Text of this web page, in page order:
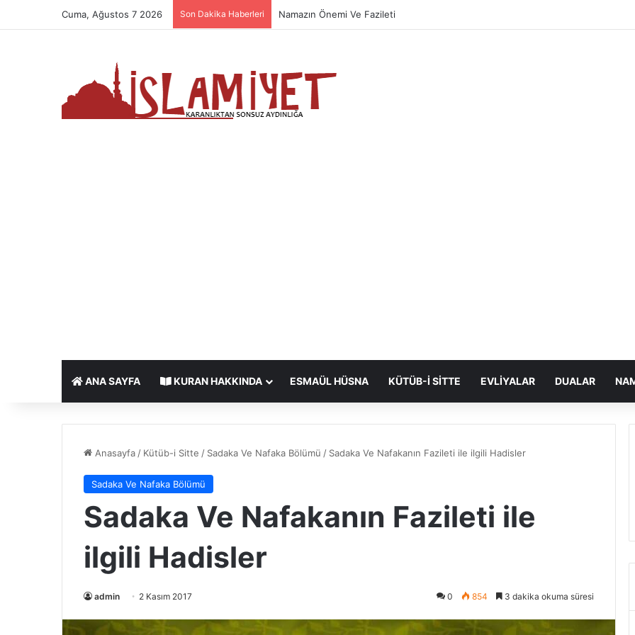
Cuma, Ağustos 7 2026 Son Dakika Haberleri Namazın Önemi Ve Fazileti
ANA SAYFA KURAN HAKKINDA ESMAÜL HÜSNA KÜTÜB-I SITTE EVLIYALAR DUALAR
Anasayfa / Kütüb-i Sitte / Sadaka Ve Nafaka Bölümü / Sadaka Ve Nafakanın Fazileti ile ilgili Hadisler
Sadaka Ve Nafaka Bölümü
Sadaka Ve Nafakanın Fazileti ile
ilgili Hadisler
admin 2 Kasım 2017 0 854 3 dakika okuma süresi